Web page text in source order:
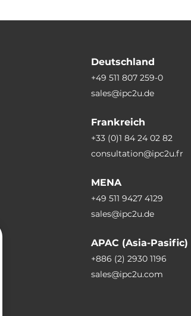
Deutschland
+49 511 807 259-0
sales@ipc2u.de
Frankreich
+33 (0)1 84 24 02 82
consultation@ipc2u.fr
MENA
+49 511 9427 4129
sales@ipc2u.de
APAC (Asia-Pasific)
+886 (2) 2930 1196
sales@ipc2u.com